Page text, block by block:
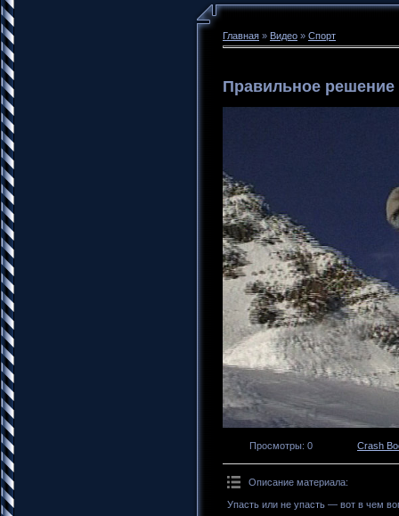
Главная » Видео » Спорт
Правильное
Просмотры: 0 Crash
Описание материала:
Упасть или не упасть — вот в чем